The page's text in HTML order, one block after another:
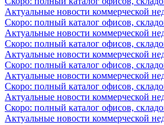
Актуальные новости коммерческой
Скоро: полный каталог офисов,
Актуальные новости коммерческой
Скоро: полный каталог офисов,
Актуальные новости коммерческой
Скоро: полный каталог офисов,
Актуальные новости коммерческой
Скоро: полный каталог офисов,
Актуальные новости коммерческой
Скоро: полный каталог офисов,
Актуальные новости коммерческой